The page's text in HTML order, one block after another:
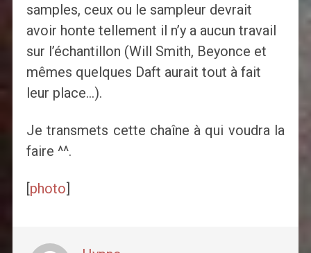
samples, ceux ou le sampleur devrait
avoir honte tellement il n’y a aucun travail
sur l’échantillon (Will Smith, Beyonce et
mêmes quelques Daft aurait tout à fait
leur place…).
Je transmets cette chaîne à qui voudra la
faire ^^.
[photo]